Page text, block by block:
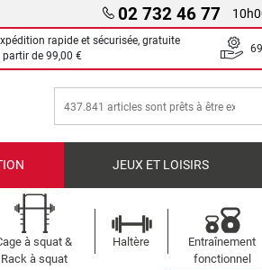
02 732 46 77
rapide et sécurisée, gratuite
partir de 99,00 €
JEUX ET LOISIRS
à squat &
Rack à squat
Haltère
Entraînement
fonctionnel